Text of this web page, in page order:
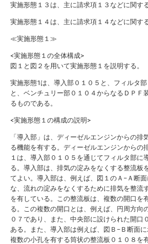
実施形態１３は、主に請求項１３などに関する
実施形態１４は、主に請求項１４などに関する
≪実施形態１≫
<実施形態１の全体構成>
図１と図２を用いて実施形態１を説明する。
実施形態1は、導入部０１０５と、フィルタ部
と、ベンチュリー部０１０４からなるＤＰＦ
るものである。
<実施形態１の構成の説明>
「導入部」は、ディーゼルエンジンからの排
る機能を有する。ディーゼルエンジンからの
１は、導入部０１０５を通じてフィルタ部に
る。導入部は、排気の淀みをなくする整流板
てよい。導入部は、例えば、図１のＡ−Ａ断面
な、流れの淀みをなくするために排気を整流
を有している。この整流板は、複数の開口を
る。この複数の開口とは、例えば、円周方向
０７であり、また、中央部に設けられた開口
ある。また、導入部は例えば、図Ｂ−Ｂ断面
複数の小孔を有する筒状の整流板０１０８を